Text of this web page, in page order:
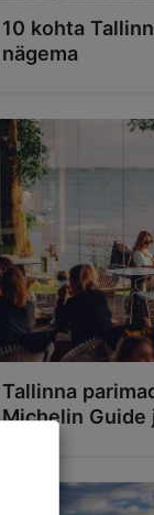
10 kohta
nägema
Tallinna
Michelin Guide